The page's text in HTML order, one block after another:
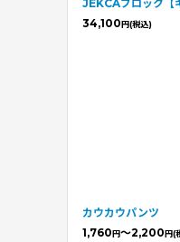
JEKCAブロック【
34,100円(税込)
カウカウパンツ
1,760円～2,200円(